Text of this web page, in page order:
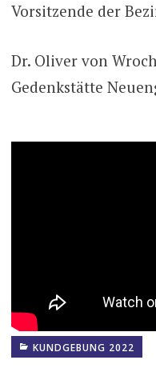
Vorsitzende der
Dr. Oliver von
Gedenkstätte
KUNDGEBUNG 2022